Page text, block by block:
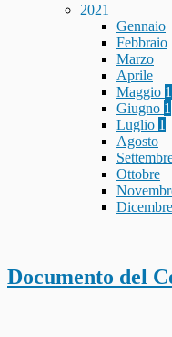
2021
Gennaio
Febbraio
Marzo
Aprile
Maggio
Giugno 1
Luglio 1
Agosto
Ottobre
Dicembre
Documento del